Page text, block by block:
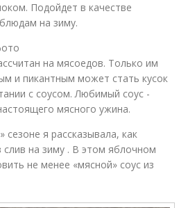
Подойдет в качестве
на зиму.
на мясоедов. Только им
и пикантным может стать кусок
с соусом. Любимый соус -
мясного ужина.
я рассказывала, как
слив на зиму . В этом яблочном
не менее «мясной» соус из